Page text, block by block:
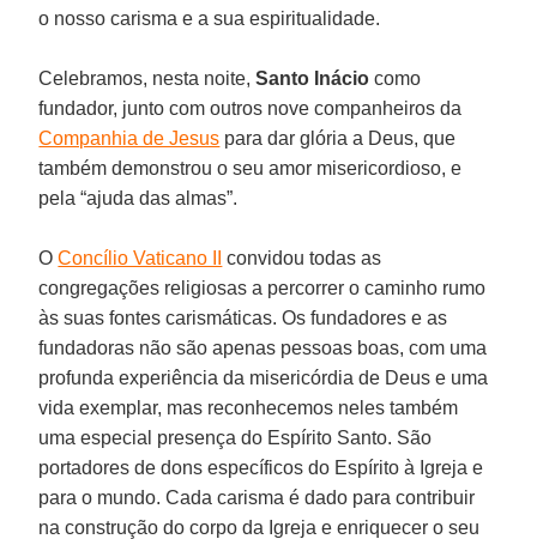
o nosso carisma e a sua espiritualidade.
Celebramos, nesta noite,Santo Inácio como
fundador, junto com outros nove companheiros da
Companhia de Jesus para dar glória a Deus, que
também demonstrou o seu amor misericordioso, e
pela “ajuda das almas”.
OConcílio Vaticano II
convidou todas as
congregações religiosas a percorrer o caminho rumo
às suas fontes carismáticas. Os fundadores e as
fundadoras não são apenas pessoas boas, com uma
profunda experiência da misericórdia de Deus e uma
vida exemplar, mas reconhecemos neles também
uma especial presença do Espírito Santo. São
portadores de dons específicos do Espírito à Igreja e
para o mundo. Cada carisma é dado para contribuir
na construção do corpo da Igreja e enriquecer o seu